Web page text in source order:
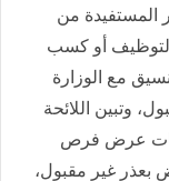
المستفيدة من
أو كسب
مع الوزارة
وتبين اللائحة
عرض فرص
بعذر غير مقبول،